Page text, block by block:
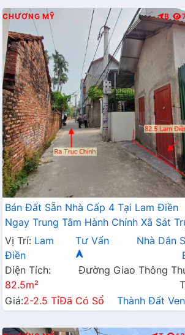
CHƯƠNG MỸ B
Bán Đất Sẵn Nhà Cấp 4 Tại Lam Điền
Ngay Trung Tâm Hành Chính Xã Sát
Kinh Doanh Giá Chỉ Hơn 2 Tỷ
Vị Trí: Lam
Điền
Tư Vấn
Nhà Dân
Diện Tích:
82.5m²
Đường Giao Thông
Giá:2-2.5 TỉĐã Có Sổ Thành Đất